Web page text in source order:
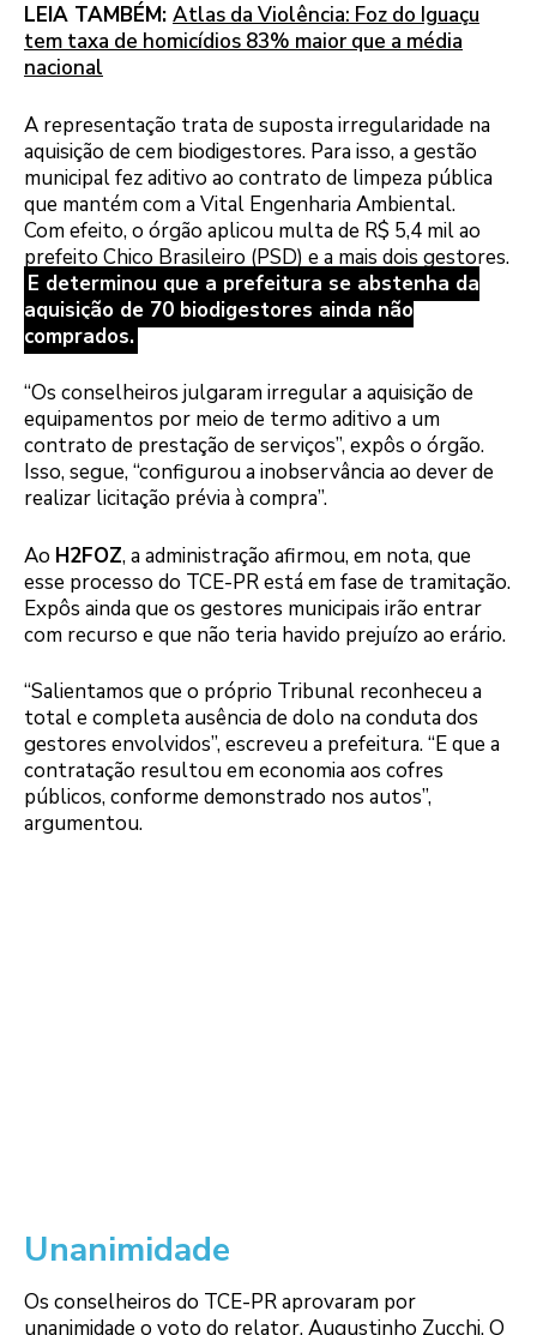
LEIA TAMBÉM: Atlas da Violência: Foz do Iguaçu
tem taxa de homicídios 83% maior que a média
nacional
A representação trata de suposta irregularidade na
aquisição de cem biodigestores. Para isso, a gestão
municipal fez aditivo ao contrato de limpeza pública
que mantém com a Vital Engenharia Ambiental.
Com efeito, o órgão aplicou multa de R$ 5,4 mil ao
prefeito Chico Brasileiro (PSD) e a mais dois gestores.
E determinou que a prefeitura se abstenha da
aquisição de 70 biodigestores ainda não
comprados.
“Os conselheiros julgaram irregular a aquisição de
equipamentos por meio de termo aditivo a um
contrato de prestação de serviços”, expôs o órgão.
Isso, segue, “configurou a inobservância ao dever de
realizar licitação prévia à compra”.
Ao H2FOZ, a administração afirmou, em nota, que
esse processo do TCE-PR está em fase de tramitação.
Expôs ainda que os gestores municipais irão entrar
com recurso e que não teria havido prejuízo ao erário.
“Salientamos que o próprio Tribunal reconheceu a
total e completa ausência de dolo na conduta dos
gestores envolvidos”, escreveu a prefeitura. “E que a
contratação resultou em economia aos cofres
públicos, conforme demonstrado nos autos”,
argumentou.
Unanimidade
Os conselheiros do TCE-PR aprovaram por
unanimidade o voto do relator, Augustinho Zucchi. O